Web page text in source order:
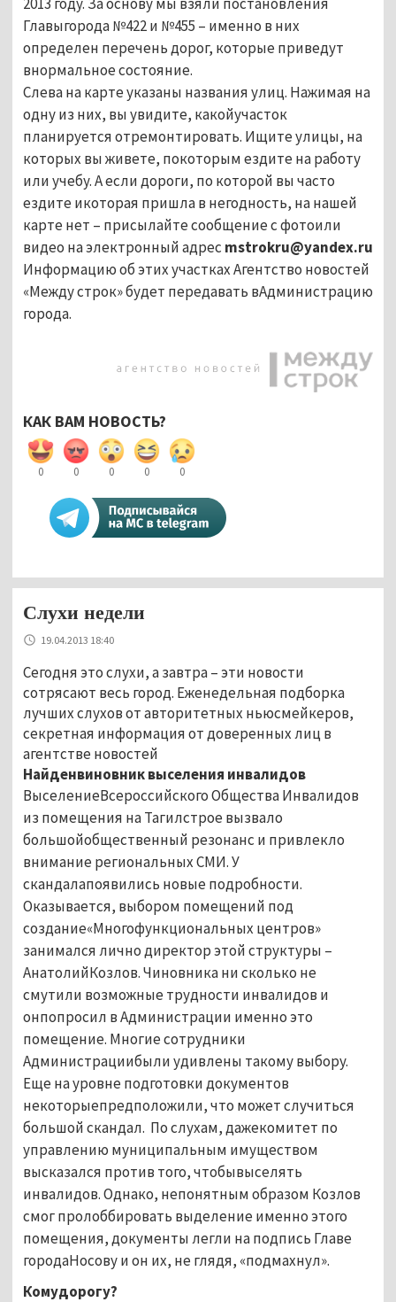
Главыгорода №422 и №455 – именно в них
определен перечень дорог, которые приведут
внормальное состояние.
Слева на карте указаны названия улиц. Нажимая на
одну из них, вы увидите, какойучасток
планируется отремонтировать. Ищите улицы, на
которых вы живете, покоторым ездите на работу
или учебу. А если дороги, по которой вы часто
ездите икоторая пришла в негодность, на нашей
карте нет – присылайте сообщение с фотоили
видео на электронный адрес mstrokru@yandex.ru
Информацию об этих участках Агентство новостей
«Между строк» будет передавать вАдминистрацию
города.
КАК ВАМ НОВОСТЬ?
0 0 0 0 0
Слухи недели
19.04.2013 18:40
Сегодня это слухи, а завтра – эти новости
сотрясают весь город. Еженедельная подборка
лучших слухов от авторитетных ньюсмейкеров,
секретная информация от доверенных лиц в
агентстве новостей
Найденвиновник выселения инвалидов
ВыселениеВсероссийского Общества Инвалидов
из помещения на Тагилстрое вызвало
большойобщественный резонанс и привлекло
внимание региональных СМИ. У
скандалапоявились новые подробности.
Оказывается, выбором помещений под
создание«Многофункциональных центров»
занимался лично директор этой структуры –
АнатолийКозлов. Чиновника ни сколько не
смутили возможные трудности инвалидов и
онпопросил в Администрации именно это
помещение. Многие сотрудники
Администрациибыли удивлены такому выбору.
Еще на уровне подготовки документов
некоторыепредположили, что может случиться
большой скандал. По слухам, дажекомитет по
управлению муниципальным имуществом
высказался против того, чтобывыселять
инвалидов. Однако, непонятным образом Козлов
смог пролоббировать выделение именно этого
помещения, документы легли на подпись Главе
городаНосову и он их, не глядя, «подмахнул».
Комудорогу?